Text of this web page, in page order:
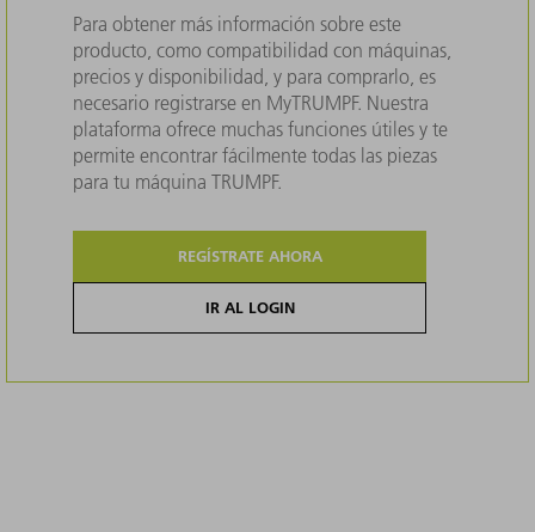
Para obtener más información sobre este
producto, como compatibilidad con máquinas,
precios y disponibilidad, y para comprarlo, es
necesario registrarse en MyTRUMPF. Nuestra
plataforma ofrece muchas funciones útiles y te
permite encontrar fácilmente todas las piezas
para tu máquina TRUMPF.
REGÍSTRATE AHORA
IR AL LOGIN